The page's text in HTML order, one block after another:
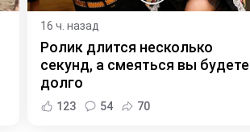
16 ч. назад
Ролик длится несколько
секунд, а смеяться вы будете
долго
123 54 70